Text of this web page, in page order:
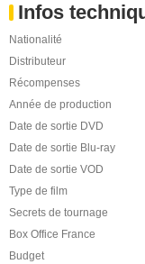
Infos
Nationalité
Distributeur
Récompenses
Année de production
Date de sortie DVD
Date de sortie Blu-ray
Date de sortie VOD
Type de film
Secrets de tournage
Box Office France
Budget